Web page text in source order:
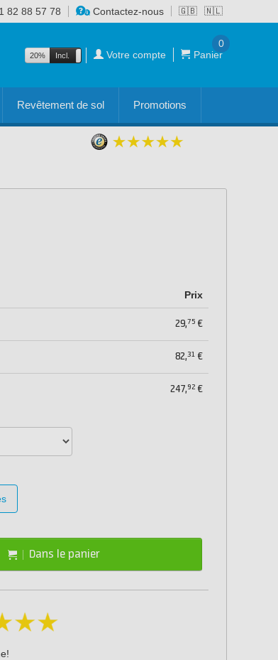
🇬🇧 🇳🇱
82 88 57 78 Contactez-nous
20% Incl. Excl. Votre compte Panier
0
Revêtement de sol Promotions
Prix
29,75 €
82,31 €
247,92 €
Dans le panier